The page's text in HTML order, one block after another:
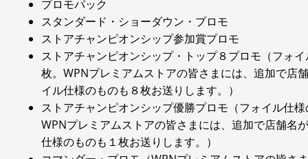
プロモパック
スタンダード・ショーダウン・プロモ
ストアチャンピオンシップ参加賞プロモ
ストアチャンピオンシップ・トップ８プロモ（フォ
枚。WPNプレミアムストアの皆さまには、追加で店
イル仕様のものも８枚お送りします。）
ストアチャンピオンシップ優勝プロモ（フォイル仕
WPNプレミアムストアの皆さまには、追加で店舗名
仕様のものも１枚お送りします。）